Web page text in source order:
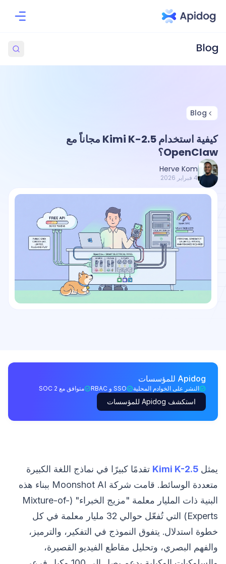
Blog
كيفية استخدام Kimi K-2.5 مجاناً مع
OpenClaw؟
Herve Kom
4 فبراير 2026
Apidog للمؤسسات
النشر على الخوادم المحلية SSO و RBAC متوافق مع SOC 2
استكشف Apidog للمؤسسات
يمثل Kimi K-2.5 تقدمًا كبيرًا في نماذج اللغة الكبيرة
متعددة الوسائط. قامت شركة Moonshot AI ببناء هذه
البنية ذات المليار معلمة "مزيج الخبراء" (Mixture-of-
Experts) التي تُفعّل حوالي 32 مليار معلمة في كل
خطوة استدلال. يتفوق النموذج في التفكير، والترميز،
والفهم البصري، وتحليل مقاطع الفيديو القصيرة،